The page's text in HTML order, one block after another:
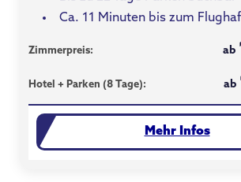
Ca. 11 Minuten bis zum
Zimmerpreis: ab
Hotel + Parken (8 Tage): ab
Mehr Infos